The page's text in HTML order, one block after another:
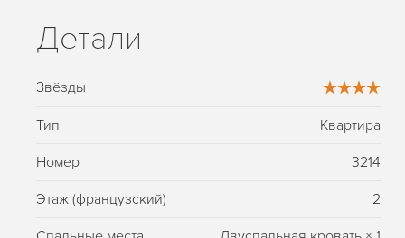
Детали
Звёзды
Тип Квартира
Номер 3214
Этаж (французский) 2